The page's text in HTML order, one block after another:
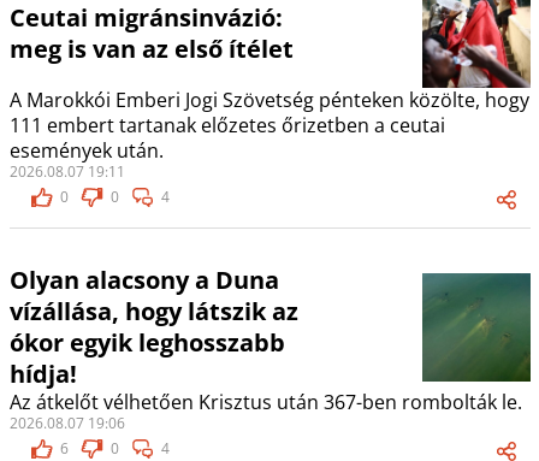
Ceutai migránsinvázió:
meg is van az első ítélet
A Marokkói Emberi Jogi Szövetség pénteken közölte, hogy
111 embert tartanak előzetes őrizetben a ceutai
események után.
2026.08.07 19:11
0
0 4
Olyan alacsony a Duna
vízállása, hogy látszik az
ókor egyik leghosszabb
hídja!
Az átkelőt vélhetően Krisztus után 367-ben rombolták le.
2026.08.07 19:06
6
0 4